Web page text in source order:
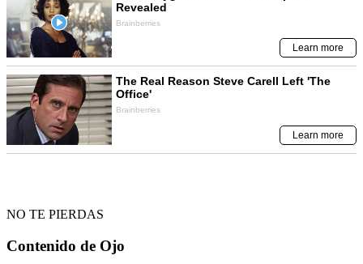
NO TE PIERDAS
Contenido de Ojo